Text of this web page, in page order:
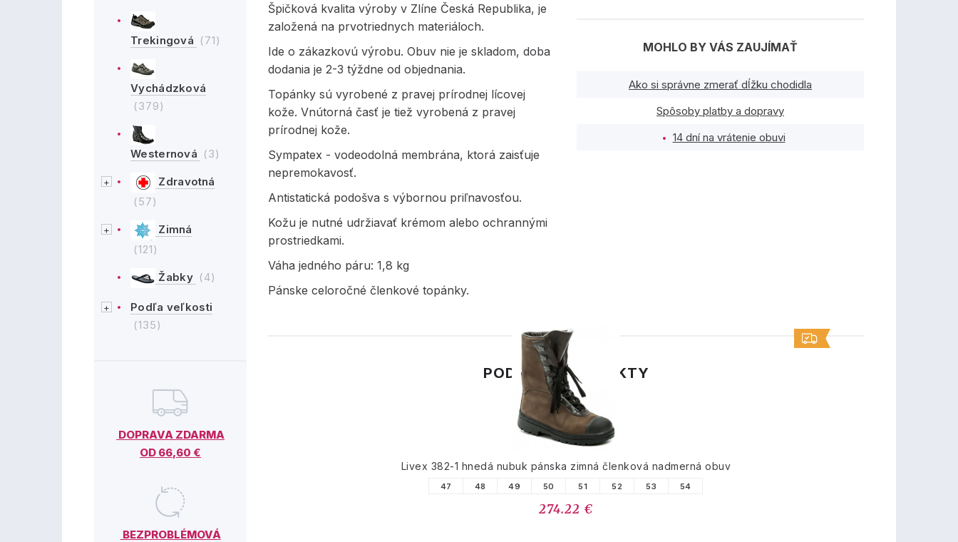
Trekingová (71)
Vychádzková
(379)
Westernová (3)
Zdravotná
(57)
Zimná
(121)
Žabky (4)
Podľa veľkosti
(135)
DOPRAVA ZDARMA
OD 66,60 €
BEZPROBLÉMOVÁ
Špičková kvalita výroby v Zlíne Česká Republika, je
založená na prvotriednych materiáloch.
Ide o zákazkovú výrobu. Obuv nie je skladom, doba
dodania je 2-3 týždne od objednania.
Topánky sú vyrobené z pravej prírodnej lícovej
kože. Vnútorná časť je tiež vyrobená z pravej
prírodnej kože.
Sympatex - vodeodolná membrána, ktorá zaisťuje
nepremokavosť.
Antistatická podošva s výbornou priľnavosťou.
Kožu je nutné udržiavať krémom alebo ochrannými
prostriedkami.
Váha jedného páru: 1,8 kg
Pánske celoročné členkové topánky.
MOHLO BY VÁS ZAUJÍMAŤ
Ako si správne zmerať dĺžku chodidla
Spôsoby platby a dopravy
14 dní na vrátenie obuvi
PODOBNÉ PRODUKTY
Livex 382-1 hnedá nubuk pánska zimná členková nadmerná obuv
47 48 49 50 51 52 53 54
274.22 €